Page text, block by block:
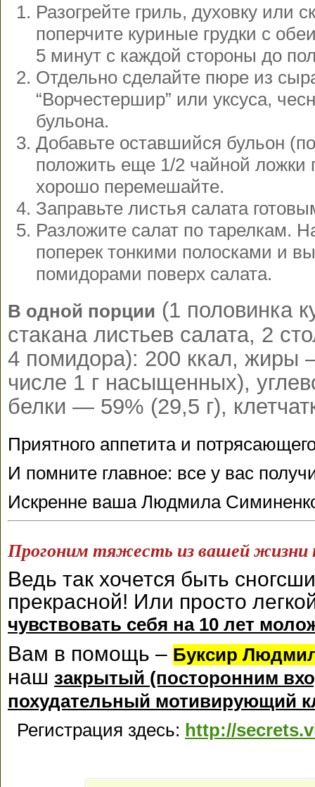
Разогрейте гриль, духовку или
поперчите куриные грудки с
5 минут с каждой стороны до
Отдельно сделайте пюре из
“Ворчестершир” или уксуса,
бульона.
Добавьте оставшийся бульон
положить еще 1/2 чайной ложки
хорошо перемешайте.
Заправьте листья салата
Разложите салат по тарелкам.
поперек тонкими полосками и
помидорами поверх салата.
В одной порции (1 половинка
стакана листьев салата, 2
4 помидора): 200 ккал, жиры
числе 1 г насыщенных),
белки — 59% (29,5 г),
Приятного аппетита и
И помните главное: все у вас
Искренне ваша Людмила
Прогоним тяжесть из вашей жизни
Ведь так хочется быть
прекрасной! Или просто
чувствовать себя на 10 лет
Вам в помощь – Буксир
наш закрытый (посторонним
похудательный мотивирующий
Регистрация здесь: http://